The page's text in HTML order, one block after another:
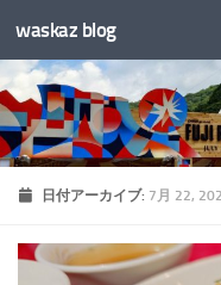
コンテンツへスキップ
waskaz blog
日付アーカイブ: 7月 22,